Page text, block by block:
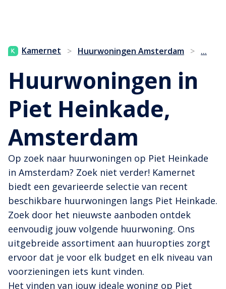
Kamernet > Huurwoningen Amsterdam > ...
Huurwoningen in
Piet Heinkade,
Amsterdam
Op zoek naar huurwoningen op Piet Heinkade
in Amsterdam? Zoek niet verder! Kamernet
biedt een gevarieerde selectie van recent
beschikbare huurwoningen langs Piet Heinkade.
Zoek door het nieuwste aanboden ontdek
eenvoudig jouw volgende huurwoning. Ons
uitgebreide assortiment aan huuropties zorgt
ervoor dat je voor elk budget en elk niveau van
voorzieningen iets kunt vinden.
Het vinden van jouw ideale woning op Piet